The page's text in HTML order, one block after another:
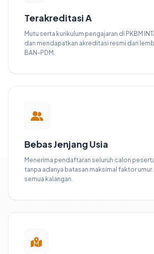
Terakreditasi A
Mutu serta kurikulum pengajaran di PKBM
dan mendapatkan akreditasi resmi dari
BAN-PDM.
Bebas Jenjang Usia
Menerima pendaftaran seluruh calon
tanpa adanya batasan maksimal faktor
semua kalangan.